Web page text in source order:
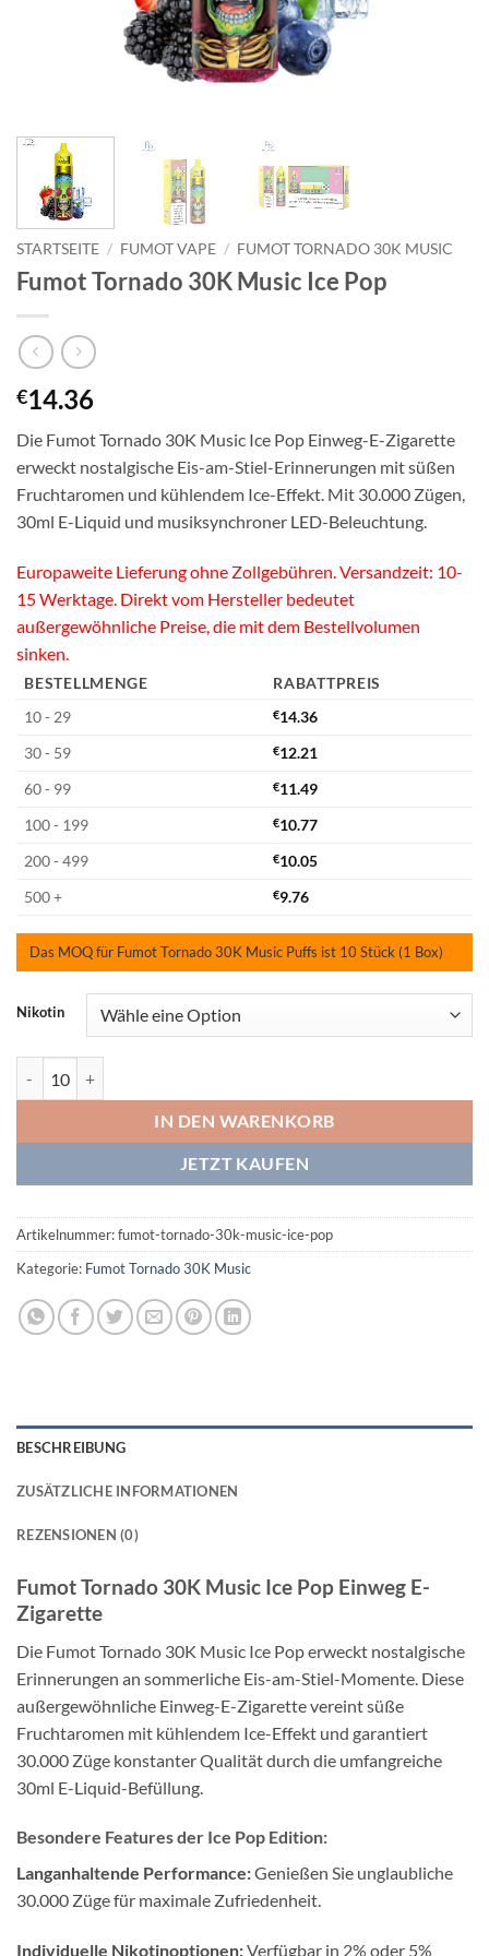
STARTSEITE / FUMOT VAPE / FUMOT TORNADO 30K MUSIC
Fumot Tornado 30K Music Ice Pop
€14.36
Die Fumot Tornado 30K Music Ice Pop Einweg-E-Zigarette
erweckt nostalgische Eis-am-Stiel-Erinnerungen mit süßen
Fruchtaromen und kühlendem Ice-Effekt. Mit 30.000 Zügen,
30ml E-Liquid und musiksynchroner LED-Beleuchtung.
Europaweite Lieferung ohne Zollgebühren. Versandzeit: 10-
15 Werktage. Direkt vom Hersteller bedeutet
außergewöhnliche Preise, die mit dem Bestellvolumen
sinken.
BESTELLMENGE
RABATTPREIS
10 - 29
€14.36
30 - 59
€12.21
60 - 99
€11.49
100 - 199
€10.77
200 - 499
€10.05
500 +
€9.76
Das MOQ für Fumot Tornado 30K Music Puffs ist 10 Stück (1 Box)
Nikotin
IN DEN WARENKORB
JETZT KAUFEN
Artikelnummer:fumot-tornado-30k-music-ice-pop
Kategorie: Fumot Tornado 30K Music
BESCHREIBUNG
ZUSÄTZLICHE INFORMATIONEN
REZENSIONEN (0)
Fumot Tornado 30K Music Ice Pop Einweg E-
Zigarette
Die Fumot Tornado 30K Music Ice Pop erweckt nostalgische
Erinnerungen an sommerliche Eis-am-Stiel-Momente. Diese
außergewöhnliche Einweg-E-Zigarette vereint süße
Fruchtaromen mit kühlendem Ice-Effekt und garantiert
30.000 Züge konstanter Qualität durch die umfangreiche
30ml E-Liquid-Befüllung.
Besondere Features der Ice Pop Edition:
Langanhaltende Performance:Genießen Sie unglaubliche
30.000 Züge für maximale Zufriedenheit.
Individuelle Nikotinoptionen:Verfügbar in 2% oder 5%